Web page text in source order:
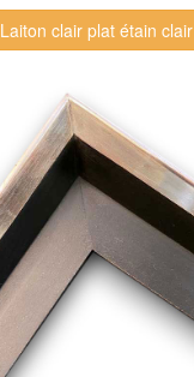
Laiton clair plat étain clair